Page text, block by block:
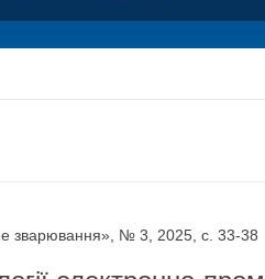
зварювання», № 3, 2025, с. 33-38